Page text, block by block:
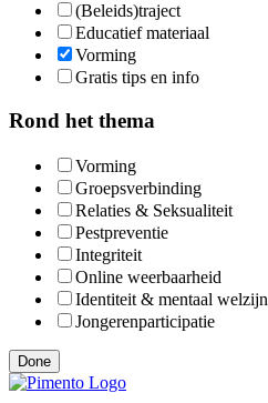
(Beleids)traject
Educatief materiaal
Vorming
Gratis tips en info
Rond het thema
Vorming
Groepsverbinding
Relaties & Seksualiteit
Pestpreventie
Integriteit
Online weerbaarheid
Identiteit & mentaal welzijn
Jongeren­participatie
Done
Pimento